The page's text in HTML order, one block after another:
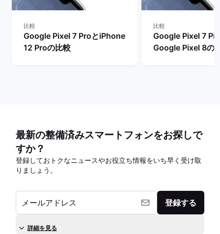
比較
Google Pixel 7 ProとiPhone
12 Proの比較
比較
Google Pixel 7
Google Pixel 8の
最新の整備済みスマートフォンをお探しで
すか？
登録しておトクなニュースやお役立ち情報をいち早く受け取
りましょう。
メールアドレス 登録する
詳細を見る